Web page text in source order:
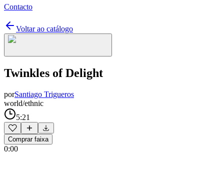
Contacto
Voltar ao catálogo
Twinkles of Delight
porSantiago Trigueros
world/ethnic
5:21
Comprar faixa
0:00